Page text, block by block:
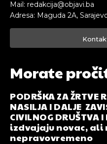
Mail: redakcija@objavi.ba
Adresa: Maguda 2A,
Morate
PODRŠKA ZA ŽRTVE
NASILJA I DALJE
CIVILNOG DRUŠTVA
izdvajaju novac, ali
nepravovremeno